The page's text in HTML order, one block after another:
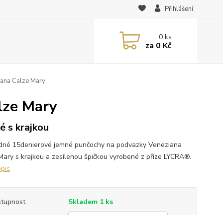
Přihlášení
0ks
za 0 Kč
Calze Mary
Mary
s krajkou
15denierové jemné punčochy na podvazky Veneziana
s krajkou a zesílenou špičkou vyrobené z příze LYCRA®.
Skladem 1 ks